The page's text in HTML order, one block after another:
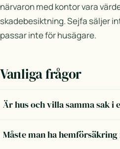
närvaron med kontor vara
skadebesiktning. Sejfa säljer
passar inte för husägare.
Vanliga frågor
Är hus och villa samma sak i
Måste man ha